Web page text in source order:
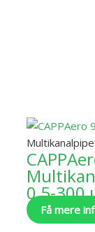
0,5-300
Få mere